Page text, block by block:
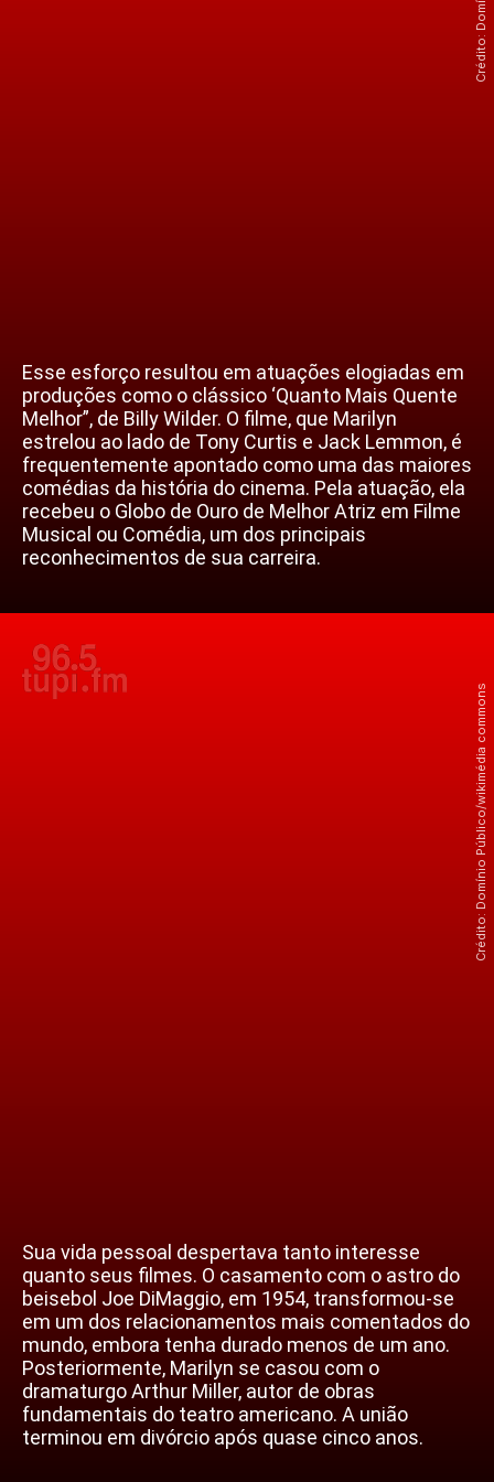
Esse esforço resultou em atuações elogiadas em
produções como o clássico ‘Quanto Mais Quente
Melhor”, de Billy Wilder. O filme, que Marilyn
estrelou ao lado de Tony Curtis e Jack Lemmon, é
frequentemente apontado como uma das maiores
comédias da história do cinema. Pela atuação, ela
recebeu o Globo de Ouro de Melhor Atriz em Filme
Musical ou Comédia, um dos principais
reconhecimentos de sua carreira.
Sua vida pessoal despertava tanto interesse
quanto seus filmes. O casamento com o astro do
beisebol Joe DiMaggio, em 1954, transformou-se
em um dos relacionamentos mais comentados do
mundo, embora tenha durado menos de um ano.
Posteriormente, Marilyn se casou com o
dramaturgo Arthur Miller, autor de obras
fundamentais do teatro americano. A união
terminou em divórcio após quase cinco anos.
Crédito: Domínio Público/wikimédia commons